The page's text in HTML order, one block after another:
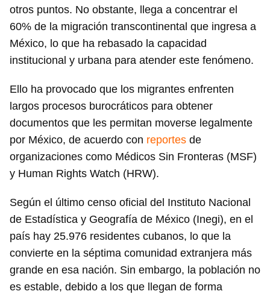
otros puntos. No obstante, llega a concentrar el
60% de la migración transcontinental que ingresa a
México, lo que ha rebasado la capacidad
institucional y urbana para atender este fenómeno.
Ello ha provocado que los migrantes enfrenten
largos procesos burocráticos para obtener
documentos que les permitan moverse legalmente
por México, de acuerdo con reportes de
organizaciones como Médicos Sin Fronteras (MSF)
y Human Rights Watch (HRW).
Según el último censo oficial del Instituto Nacional
de Estadística y Geografía de México (Inegi), en el
país hay 25.976 residentes cubanos, lo que la
convierte en la séptima comunidad extranjera más
grande en esa nación. Sin embargo, la población no
es estable, debido a los que llegan de forma